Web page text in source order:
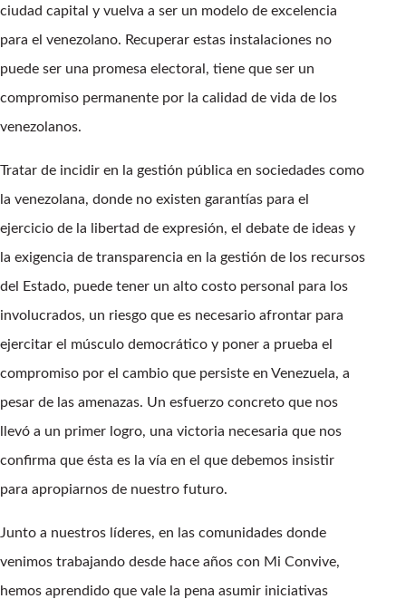
ciudad capital y vuelva a ser un modelo de excelencia
para el venezolano. Recuperar estas instalaciones no
puede ser una promesa electoral, tiene que ser un
compromiso permanente por la calidad de vida de los
venezolanos.
Tratar de incidir en la gestión pública en sociedades como
la venezolana, donde no existen garantías para el
ejercicio de la libertad de expresión, el debate de ideas y
la exigencia de transparencia en la gestión de los recursos
del Estado, puede tener un alto costo personal para los
involucrados, un riesgo que es necesario afrontar para
ejercitar el músculo democrático y poner a prueba el
compromiso por el cambio que persiste en Venezuela, a
pesar de las amenazas. Un esfuerzo concreto que nos
llevó a un primer logro, una victoria necesaria que nos
confirma que ésta es la vía en el que debemos insistir
para apropiarnos de nuestro futuro.
Junto a nuestros líderes, en las comunidades donde
venimos trabajando desde hace años con Mi Convive,
hemos aprendido que vale la pena asumir iniciativas